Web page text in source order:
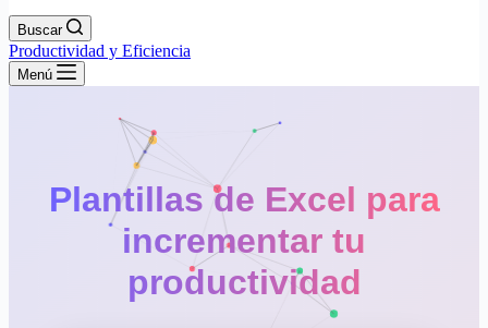
Buscar
Productividad y Eficiencia
Menú
Plantillas de Excel para
incrementar tu
productividad